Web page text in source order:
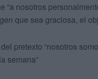
“a nosotros
que sea graciosa, el
pretexto “nosotros
semana”